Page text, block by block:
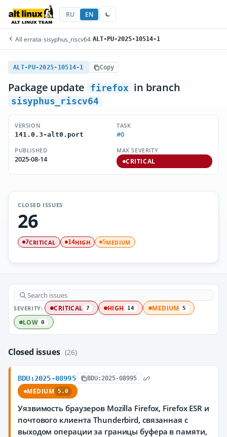
RU EN
All errata/sisyphus_riscv64/ALT-PU-2025-10514-1
ALT-PU-2025-10514-1 Copy
Package update firefox in branch
sisyphus_riscv64
VERSION
141.0.3-alt0.port
TASK
#0
PUBLISHED
2025-08-14
MAX SEVERITY
CRITICAL
CLOSED ISSUES
26
7CRITICAL 14HIGH 5MEDIUM
SEVERITY: CRITICAL 7 HIGH 14 MEDIUM 5
LOW 0
Closed issues (26)
BDU:2025-08995 BDU:2025-08995
MEDIUM 5.0
Уязвимость браузеров Mozilla Firefox, Firefox ESR и
почтового клиента Thunderbird, связанная с
выходом операции за границы буфера в памяти,